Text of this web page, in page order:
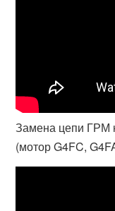
Замена цепи ГРМ
(мотор G4FC,